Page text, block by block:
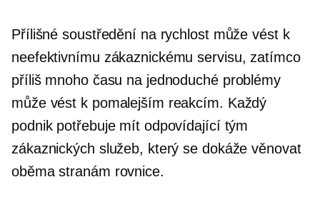
Přílišné soustředění na rychlost může vést k
neefektivnímu zákaznickému servisu, zatímco
příliš mnoho času na jednoduché problémy
může vést k pomalejším reakcím. Každý
podnik potřebuje mít odpovídající tým
zákaznických služeb, který se dokáže věnovat
oběma stranám rovnice.